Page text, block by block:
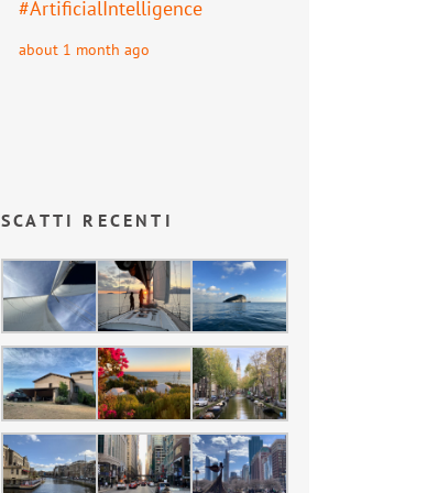
#ArtificialIntelligence
about 1 month ago
SCATTI RECENTI